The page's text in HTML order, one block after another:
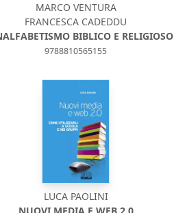
MARCO VENTURA
FRANCESCA CADEDDU
BIBLICO E RELIGIOSO
9788810565155
LUCA PAOLINI